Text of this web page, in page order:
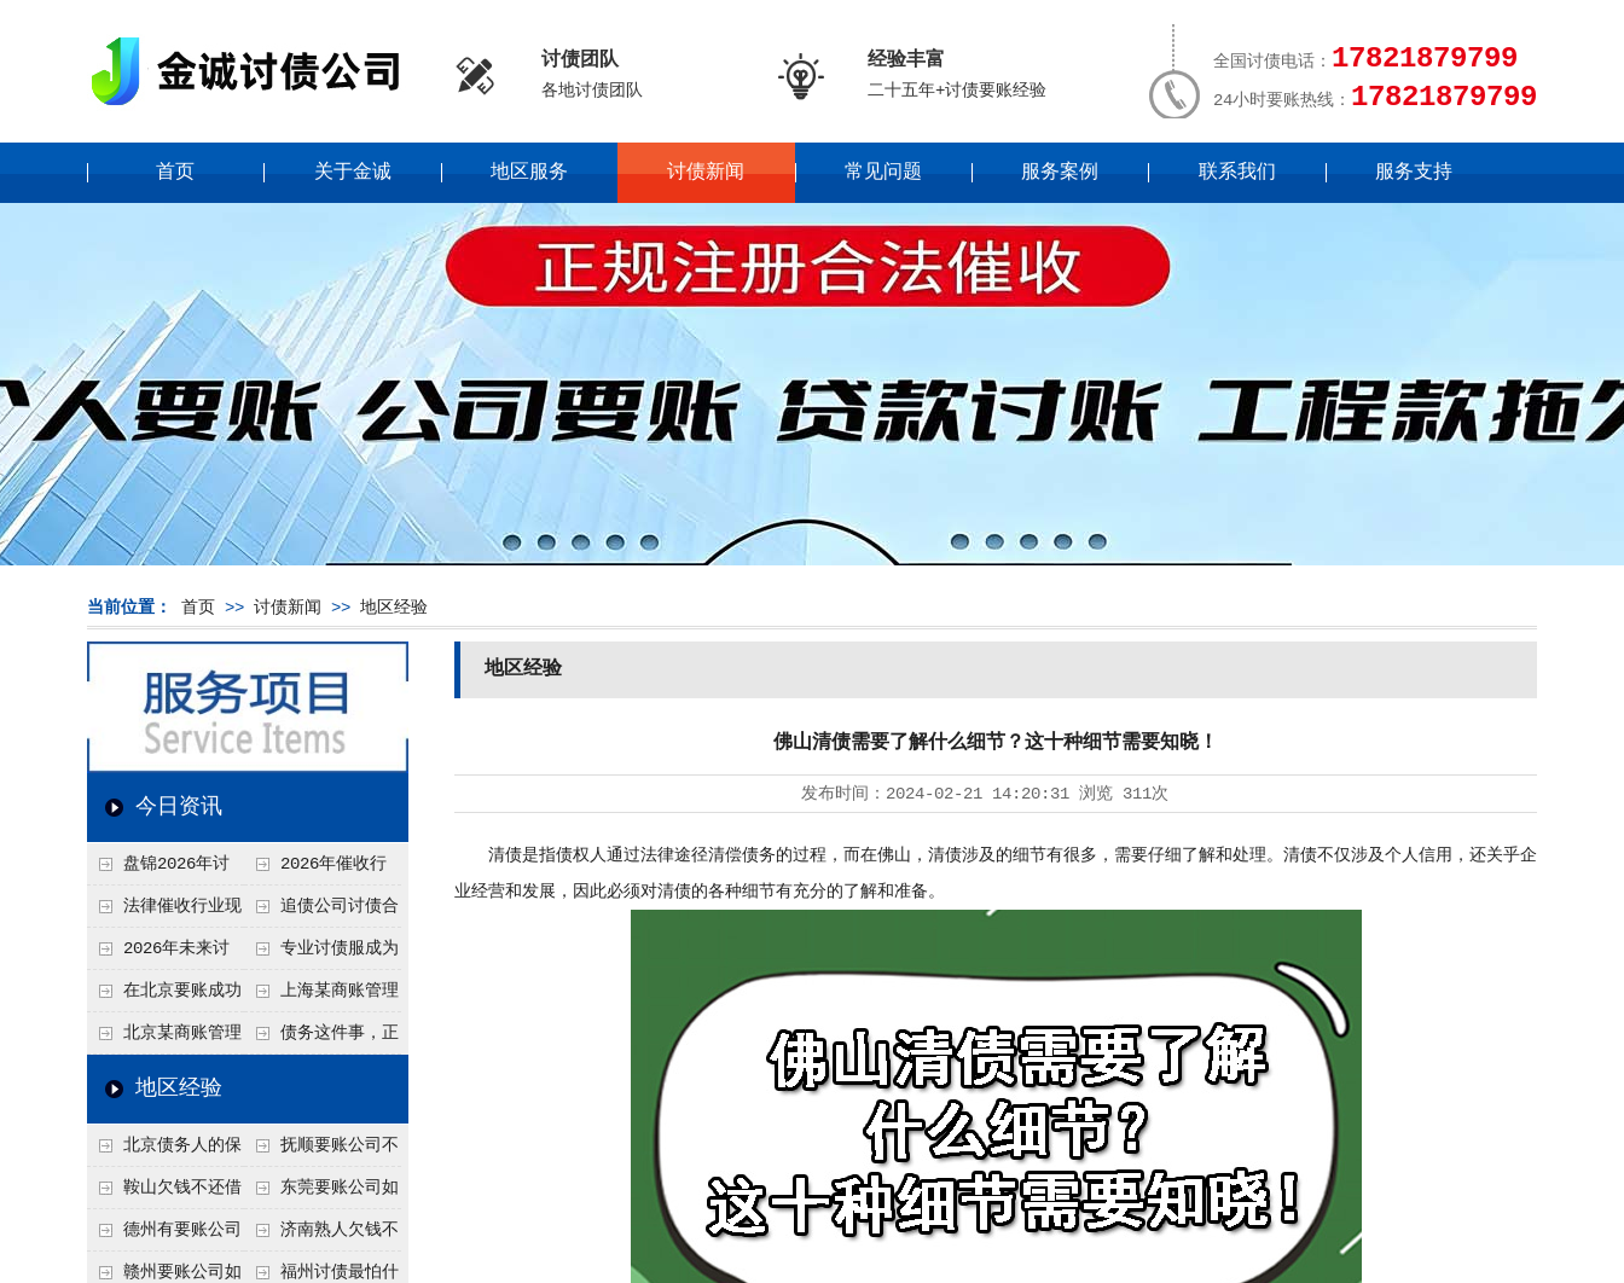
 讨债团队
各地讨债团队  经验丰富
二十五年+讨债要账经验
全国讨债电话： 17821879799
24小时要账热线： 17821879799
首页 关于金诚 地区服务 讨债新闻 常见问题 服务案例 联系我们 服务支持
当前位置： 首页 >> 讨债新闻 >> 地区经验
今日资讯
盘锦2026年讨
债新趋势
2026年催收行
业发展现状、竞争格
局及未来趋势分析
法律催收行业现
状、合规痛点与未来
发展趋势深度解析
追债公司讨债合
法方法总结
2026年未来讨
债要账公司发展趋势
专业讨债服成为
2026年的发展趋势
在北京要账成功
率高吗？未来追账公
司发展趋势引发行业
上海某商账管理
机构聚焦合规服务
北京某商账管理
服务机构持续提升合
力企业化解应收账款
难题
债务这件事，正
地区经验
北京债务人的保
证人能不能找？担保
人的连带责任怎么追
抚顺要账公司不
敢透漏的追回方法是
什么？
鞍山欠钱不还借
口太多？2026年这3
句反问话术，直接把
东莞要账公司如
何有效要账讨债？20
26年合法追债经验总
德州有要账公司
吗？如何合法讨债才
济南熟人欠钱不
还？
赣州要账公司如 福州讨债最怕什
地区经验
佛山清债需要了解什么细节？这十种细节需要知晓！
发布时间： 2024-02-21 14:20:31 浏览 311次
清债是指债权人通过法律途径清偿债务的过程，而在佛山，清债涉及的细节有很多，需要仔细了解和处理。清债不仅涉及个人信用，还关乎企
业经营和发展，因此必须对清债的各种细节有充分的了解和准备。